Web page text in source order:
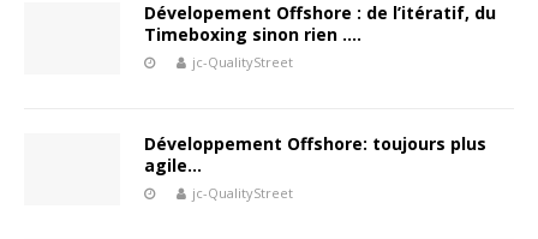
Dévelopement Offshore : de l’itératif, du
Timeboxing sinon rien ….
jc-QualityStreet
Développement Offshore: toujours plus
agile…
jc-QualityStreet